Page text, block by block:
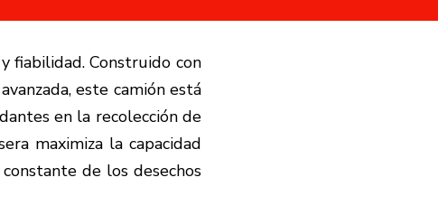
fiabilidad. Construido con
este camión está
en la recolección de
maximiza la capacidad
de los desechos